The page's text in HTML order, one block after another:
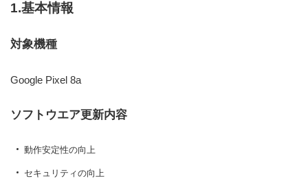
1.基本情報
対象機種
Google Pixel 8a
ソフトウエア更新内容
動作安定性の向上
セキュリティの向上